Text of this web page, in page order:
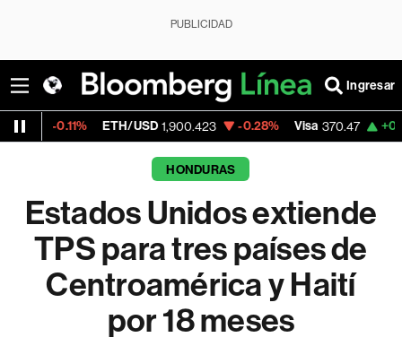
PUBLICIDAD
Ingresar
ETH/USD 1,900.423 -0.28% Visa 370.47 +0.52%
HONDURAS
Estados Unidos extiende
TPS para tres países de
Centroamérica y Haití
por 18 meses